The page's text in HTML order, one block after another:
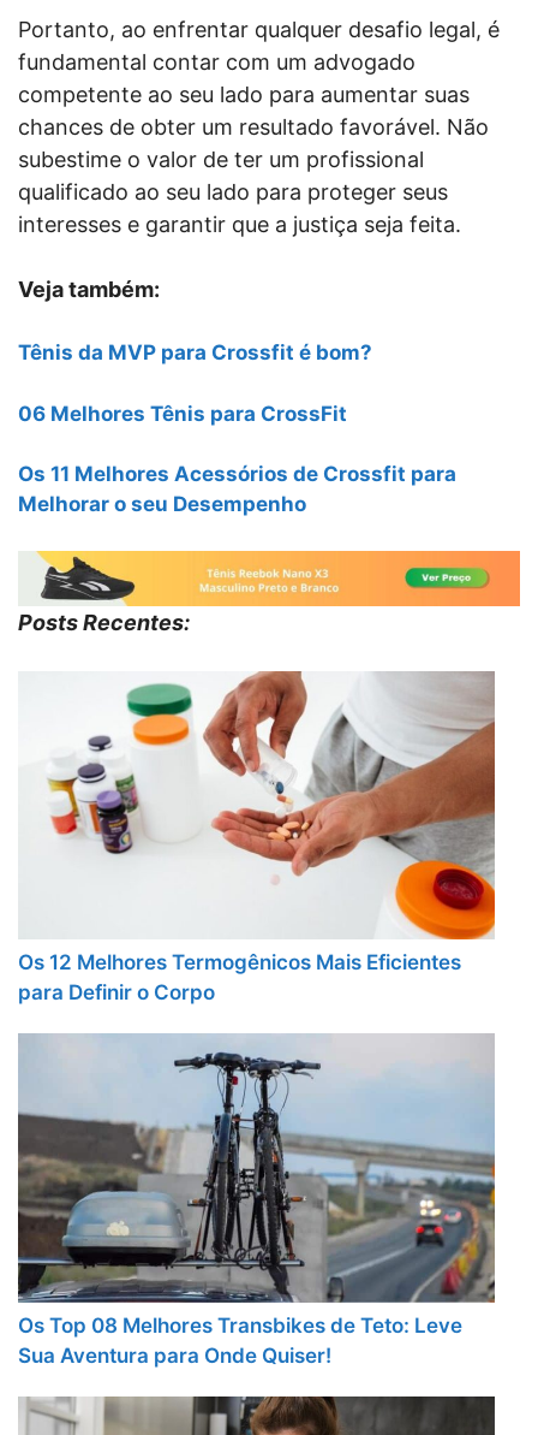
Portanto, ao enfrentar qualquer desafio legal, é
fundamental contar com um advogado
competente ao seu lado para aumentar suas
chances de obter um resultado favorável. Não
subestime o valor de ter um profissional
qualificado ao seu lado para proteger seus
interesses e garantir que a justiça seja feita.
Veja também:
Tênis da MVP para Crossfit é bom?
06 Melhores Tênis para CrossFit
Os 11 Melhores Acessórios de Crossfit para
Melhorar o seu Desempenho
Posts Recentes:
Os 12 Melhores Termogênicos Mais Eficientes
para Definir o Corpo
Os Top 08 Melhores Transbikes de Teto: Leve
Sua Aventura para Onde Quiser!